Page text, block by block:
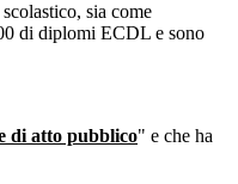
sia come
di diplomi ECDL e sono
di atto pubblico" e che ha